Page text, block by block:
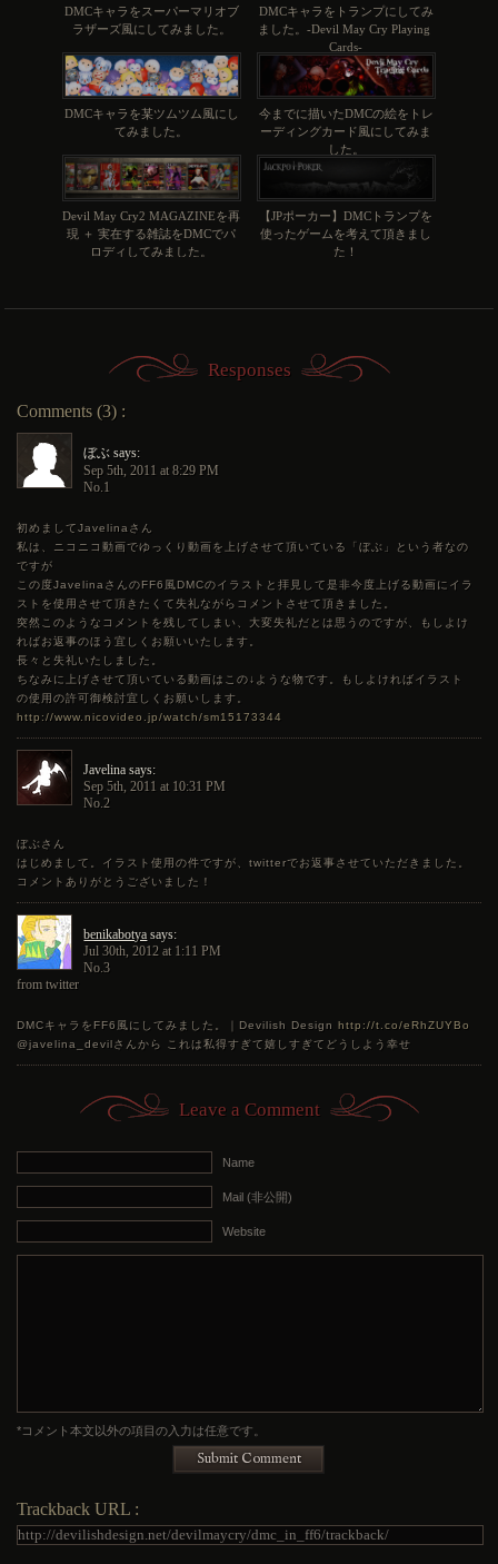
DMCキャラをスーパーマリオブ
ラザーズ風にしてみました。
DMCキャラをトランプにしてみ
ました。-Devil May Cry Playing
Cards-
DMCキャラを某ツムツム風にし
てみました。
今までに描いたDMCの絵をトレ
ーディングカード風にしてみま
した。
Devil May Cry2 MAGAZINEを再
現 ＋ 実在する雑誌をDMCでパ
ロディしてみました。
【JPポーカー】DMCトランプを
使ったゲームを考えて頂きまし
た！
Responses
Comments (3) :
ぼぶ says:
Sep 5th, 2011 at 8:29 PM
No.1
初めましてJavelinaさん
私は、ニコニコ動画でゆっくり動画を上げさせて頂いている「ぼぶ」という者なの
ですが
この度JavelinaさんのFF6風DMCのイラストと拝見して是非今度上げる動画にイラ
ストを使用させて頂きたくて失礼ながらコメントさせて頂きました。
突然このようなコメントを残してしまい、大変失礼だとは思うのですが、もしよけ
ればお返事のほう宜しくお願いいたします。
長々と失礼いたしました。
ちなみに上げさせて頂いている動画はこの↓ような物です。もしよければイラスト
の使用の許可御検討宜しくお願いします。
http://www.nicovideo.jp/watch/sm15173344
Javelina says:
Sep 5th, 2011 at 10:31 PM
No.2
ぼぶさん
はじめまして。イラスト使用の件ですが、twitterでお返事させていただきました。
コメントありがとうございました！
benikabotya says:
Jul 30th, 2012 at 1:11 PM
No.3
from twitter
DMCキャラをFF6風にしてみました。｜Devilish Designhttp://t.co/eRhZUYBo
@javelina_devilさんから これは私得すぎて嬉しすぎてどうしよう幸せ
Leave a Comment
Name
Mail (非公開)
Website
*コメント本文以外の項目の入力は任意です。
Submit Comment
Trackback URL :